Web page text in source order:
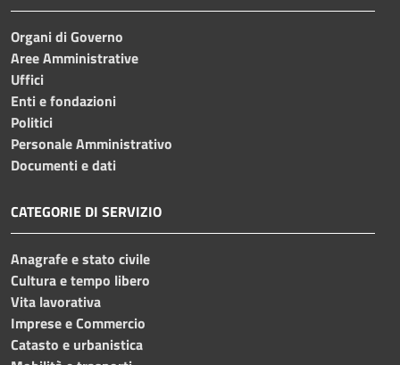
Organi di Governo
Aree Amministrative
Uffici
Enti e fondazioni
Politici
Personale Amministrativo
Documenti e dati
CATEGORIE DI SERVIZIO
Anagrafe e stato civile
Cultura e tempo libero
Vita lavorativa
Imprese e Commercio
Catasto e urbanistica